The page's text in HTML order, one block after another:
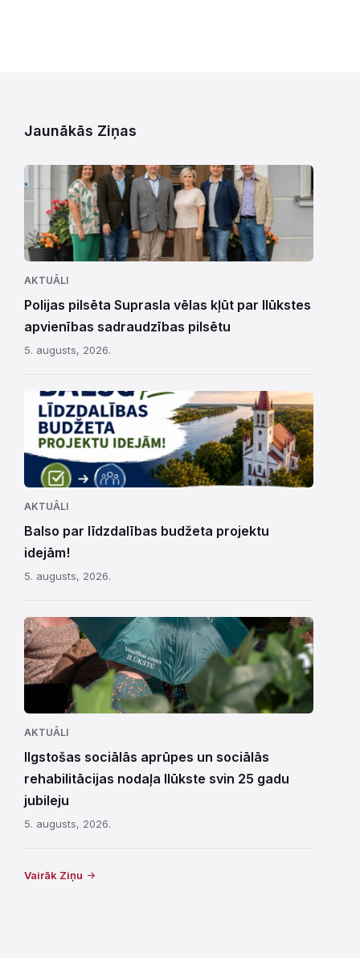
Jaunākās Ziņas
AKTUĀLI
Polijas pilsēta Suprasla vēlas kļūt par Ilūkstes
apvienības sadraudzības pilsētu
5. augusts, 2026.
AKTUĀLI
Balso par līdzdalības budžeta projektu
idejām!
5. augusts, 2026.
AKTUĀLI
Ilgstošas sociālās aprūpes un sociālās
rehabilitācijas nodaļa Ilūkste svin 25 gadu
jubileju
5. augusts, 2026.
Vairāk Ziņu